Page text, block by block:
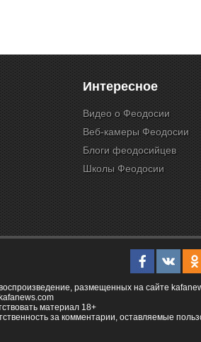
Интересное
Видео о Феодосии
Веб-камеры Феодосии
Блоги феодосийцев
Школы Феодосии
размещенных на сайте
материал 18+
за комментарии, оставляемые